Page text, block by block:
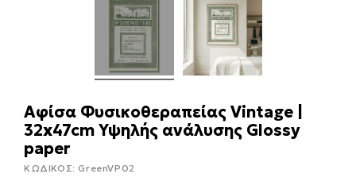
Αφίσα Φυσικοθεραπείας Vintage |
32x47cm Υψηλής ανάλυσης Glossy
paper
ΚΩΔΙΚΟΣ:GreenVP02